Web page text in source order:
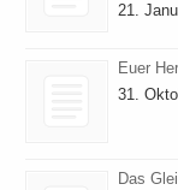
21.
Euer
31.
Das